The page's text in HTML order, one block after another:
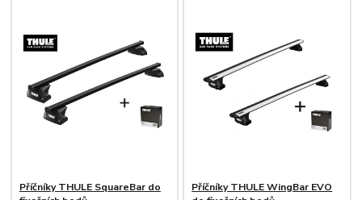
Příčníky THULE SquareBar do
Příčníky THULE WingBar EVO